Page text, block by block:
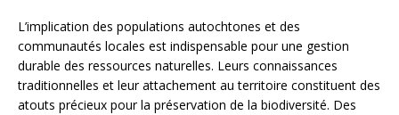
L’implication des populations autochtones et des
communautés locales est indispensable pour une gestion
durable des ressources naturelles. Leurs connaissances
traditionnelles et leur attachement au territoire constituent des
atouts précieux pour la préservation de la biodiversité. Des